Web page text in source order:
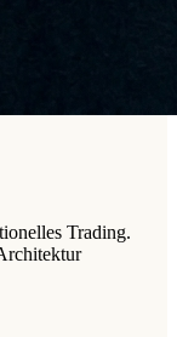
Trading.